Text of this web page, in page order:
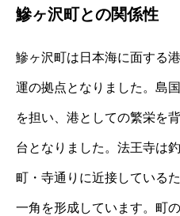
鰺ヶ沢町との関係性
鰺ヶ沢町は日本海に面する
運の拠点となりました。島
を担い、港としての繁栄を
台となりました。法王寺は
町・寺通りに近接している
一角を形成しています。町